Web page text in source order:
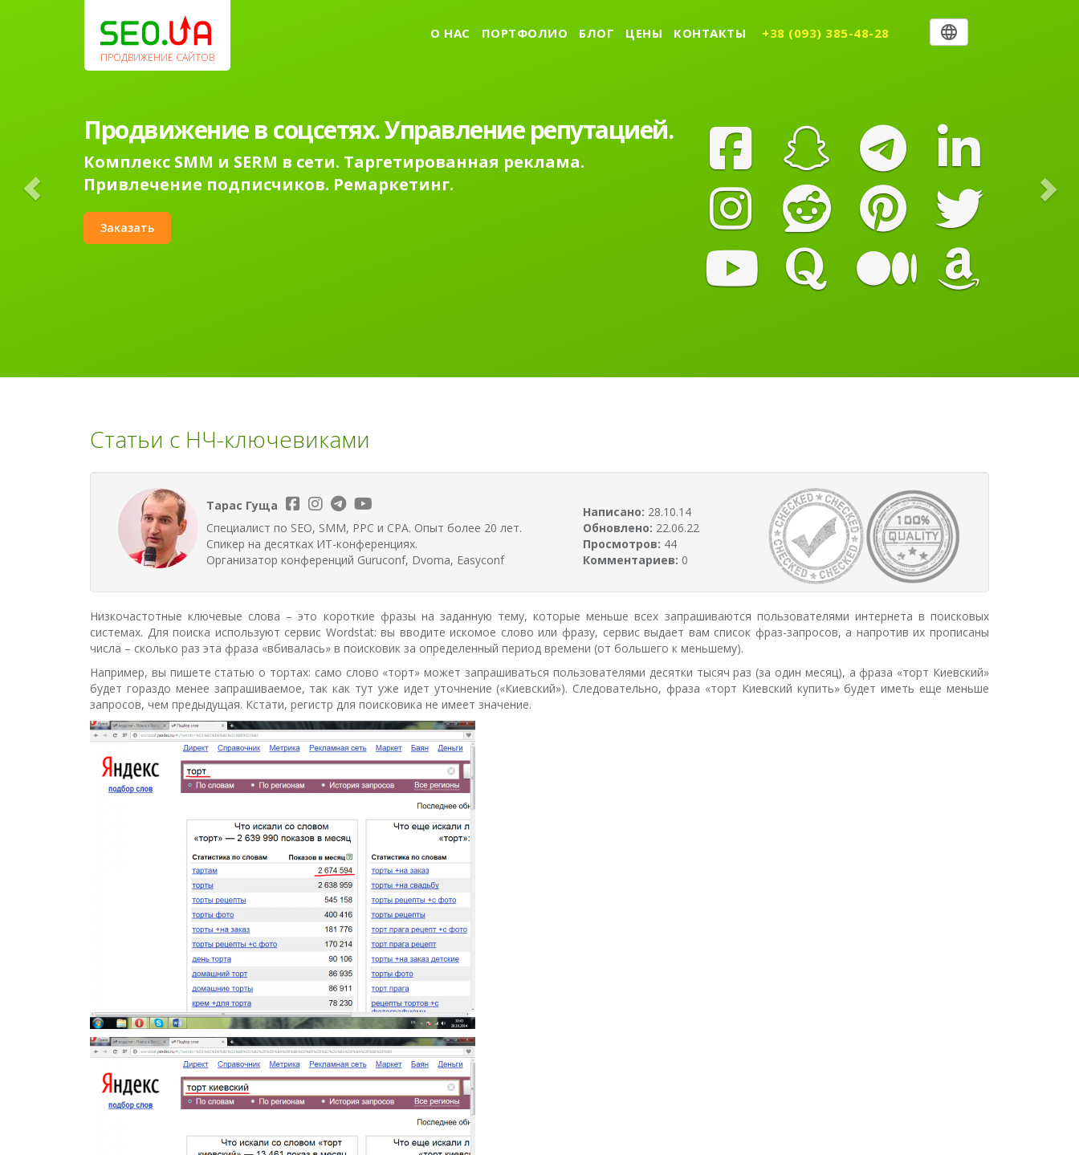
ПРОДВИЖЕНИЕ САЙТОВ
О НАС ПОРТФОЛИО БЛОГ ЦЕНЫ КОНТАКТЫ +38 (093) 385-48-28
Продвижение сайтов в
поисковых системах.
Раскрутка сайта в Гугл в топ-10 на первую страницу
Контекстная реклама Google Ads.
Статьи с НЧ-ключевиками
Тарас Гуща
Специалист по SEO, SMM, PPC и CPA. Опыт более 20 лет.
Спикер на десятках ИТ-конференциях.
Организатор конференций Guruconf, Dvoma, Easyconf
Написано: 28.10.14
Обновлено: 22.06.22
Просмотров: 44
Комментариев: 0
Низкочастотные ключевые слова – это короткие фразы на заданную тему, которые меньше всех запрашиваются пользователями интернета в поисковых
системах. Для поиска используют сервис Wordstat: вы вводите искомое слово или фразу, сервис выдает вам список фраз-запросов, а напротив их прописаны
числа – сколько раз эта фраза «вбивалась» в поисковик за определенный период времени (от большего к меньшему).
Например, вы пишете статью о тортах: само слово «торт» может запрашиваться пользователями десятки тысяч раз (за один месяц), а фраза «торт Киевский»
будет гораздо менее запрашиваемое, так как тут уже идет уточнение («Киевский»). Следовательно, фраза «торт Киевский купить» будет иметь еще меньше
запросов, чем предыдущая. Кстати, регистр для поисковика не имеет значение.